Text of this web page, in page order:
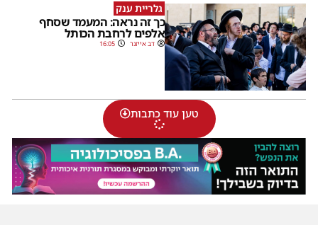
גלריית ענק
כך זה נראה: המעמד שסחף
אלפים לרחבת הכותל
דב אייזנר 16:05
טען עוד כתבות